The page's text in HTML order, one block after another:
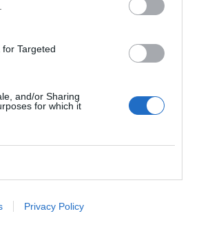
Targeted
and/or Sharing
for which it
Privacy Policy
circa nei